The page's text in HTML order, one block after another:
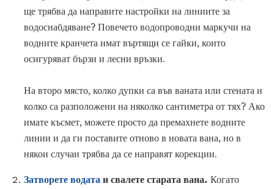
ще трябва да направите настройки на линиите за
водоснабдяване? Повечето водопроводни маркучи на
водните кранчета имат въртящи се гайки, които
осигуряват бързи и лесни връзки.
На второ място, колко дупки са във ваната или стената и
колко са разположени на няколко сантиметра от тях? Ако
имате късмет, можете просто да премахнете водните
линии и да ги поставите отново в новата вана, но в
някои случаи трябва да се направят корекции.
Затворете водата и свалете старата вана. Когато